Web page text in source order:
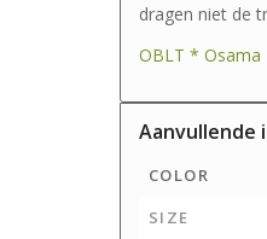
dragen niet de
OBLT * Osama
Aanvullende
COLOR
SIZE